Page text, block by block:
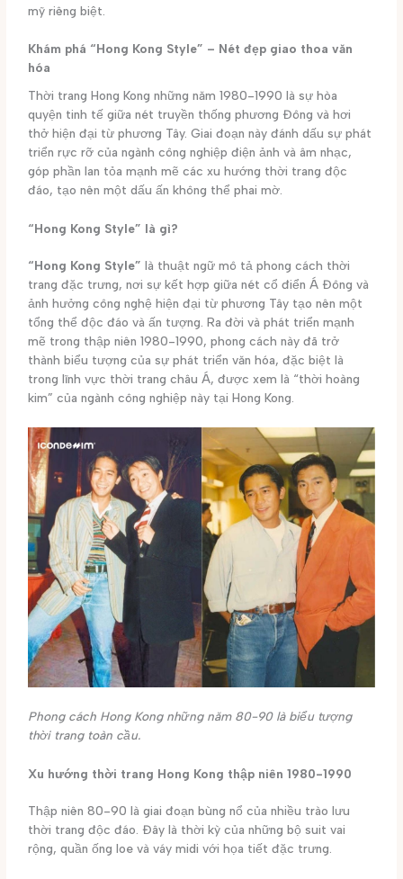
mỹ riêng biệt.
Khám phá “Hong Kong Style” – Nét đẹp giao thoa văn
hóa
Thời trang Hong Kong những năm 1980-1990 là sự hòa
quyện tinh tế giữa nét truyền thống phương Đông và hơi
thở hiện đại từ phương Tây. Giai đoạn này đánh dấu sự phát
triển rực rỡ của ngành công nghiệp điện ảnh và âm nhạc,
góp phần lan tỏa mạnh mẽ các xu hướng thời trang độc
đáo, tạo nên một dấu ấn không thể phai mờ.
“Hong Kong Style” là gì?
“Hong Kong Style” là thuật ngữ mô tả phong cách thời
trang đặc trưng, nơi sự kết hợp giữa nét cổ điển Á Đông và
ảnh hưởng công nghệ hiện đại từ phương Tây tạo nên một
tổng thể độc đáo và ấn tượng. Ra đời và phát triển mạnh
mẽ trong thập niên 1980-1990, phong cách này đã trở
thành biểu tượng của sự phát triển văn hóa, đặc biệt là
trong lĩnh vực thời trang châu Á, được xem là “thời hoàng
kim” của ngành công nghiệp này tại Hong Kong.
Phong cách Hong Kong những năm 80-90 là biểu tượng
thời trang toàn cầu.
Xu hướng thời trang Hong Kong thập niên 1980-1990
Thập niên 80-90 là giai đoạn bùng nổ của nhiều trào lưu
thời trang độc đáo. Đây là thời kỳ của những bộ suit vai
rộng, quần ống loe và váy midi với họa tiết đặc trưng.